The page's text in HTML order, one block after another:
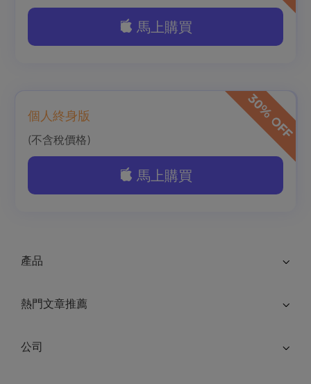
馬上購買
個人終身版
(不含稅價格)
馬上購買
產品
熱門文章推薦
公司